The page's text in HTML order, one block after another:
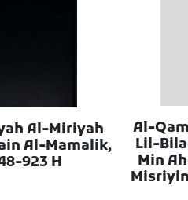
Al-
Lil-
Min
Al-Miriyah
Al-Mamalik,
923 H